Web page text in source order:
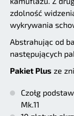
zdolność
wykrywania
Abstrahując od
następujących
Pakiet Plus ze
Czołg
Mk.11